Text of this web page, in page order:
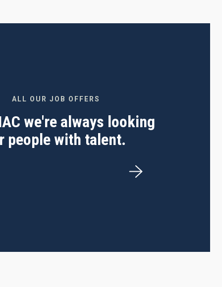
ALL OUR JOB OFFERS
we're always looking
people with talent.